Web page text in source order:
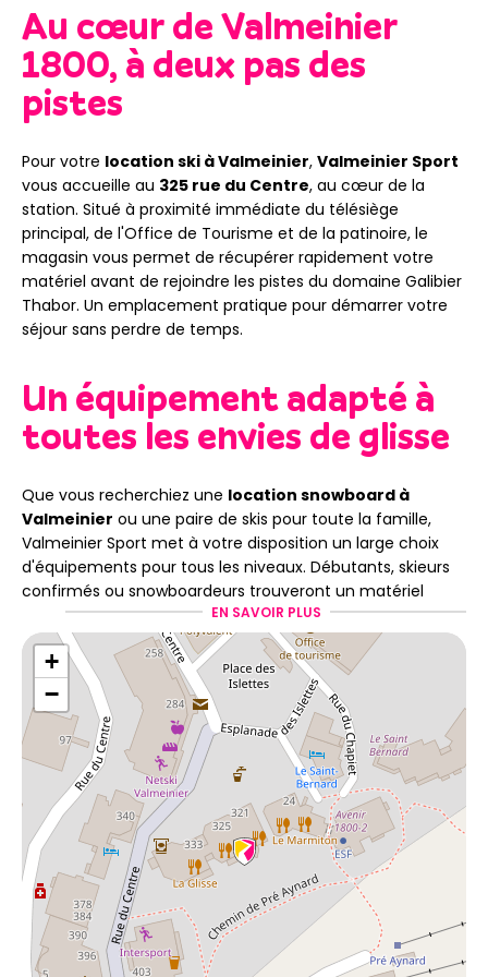
Au cœur de Valmeinier
1800, à deux pas des
pistes
Pour votre location ski à Valmeinier, Valmeinier Sport
vous accueille au 325 rue du Centre, au cœur de la
station. Situé à proximité immédiate du télésiège
principal, de l'Office de Tourisme et de la patinoire, le
magasin vous permet de récupérer rapidement votre
matériel avant de rejoindre les pistes du domaine Galibier
Thabor. Un emplacement pratique pour démarrer votre
séjour sans perdre de temps.
Un équipement adapté à
toutes les envies de glisse
Que vous recherchiez une location snowboard à
Valmeinier ou une paire de skis pour toute la famille,
Valmeinier Sport met à votre disposition un large choix
d'équipements pour tous les niveaux. Débutants, skieurs
confirmés ou snowboardeurs trouveront un matériel
entretenu et révisé régulièrement afin de profiter d'une
glisse confortable et sécurisée. Le magasin propose
également la location de splitboard, une exclusivité qui
séduira les amateurs de nouvelles expériences en
montagne.
Des conseils de passionnés
pour un séjour réussi
Notre équipe de skimen expérimentés vous accompagne
dans le choix et le réglage de votre matériel afin que vous
puissiez profiter pleinement de votre séjour.
Flexskipour modifier votre réservation en toute
EN SAVOIR PLUS
+
−